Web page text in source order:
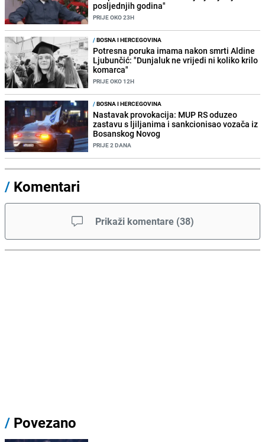
posljednjih godina"
PRIJE OKO 23H
/BOSNA I HERCEGOVINA
Potresna poruka imama nakon smrti Aldine
Ljubunčić: "Dunjaluk ne vrijedi ni koliko krilo
komarca"
PRIJE OKO 12H
/BOSNA I HERCEGOVINA
Nastavak provokacija: MUP RS oduzeo
zastavu s ljiljanima i sankcionisao vozača iz
Bosanskog Novog
PRIJE 2 DANA
/ Komentari
Prikaži komentare (38)
/ Povezano